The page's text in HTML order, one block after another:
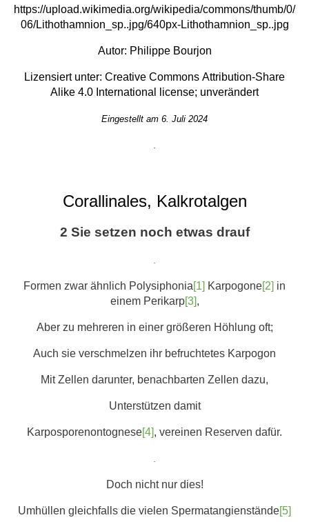
https://upload.wikimedia.org/wikipedia/commons/thumb/0/
06/Lithothamnion_sp..jpg/640px-Lithothamnion_sp..jpg
Autor: Philippe Bourjon
Lizensiert unter: Creative Commons Attribution-Share
Alike 4.0 International
license; unverändert
Eingestellt am 6. Juli 2024
Corallinales, Kalkrotalgen
2 Sie setzen noch etwas drauf
Formen zwar ähnlich Polysiphonia[1] Karpogone[2] in
einem Perikarp[3],
Aber zu mehreren in einer größeren Höhlung oft;
Auch sie verschmelzen ihr befruchtetes Karpogon
Mit Zellen darunter, benachbarten Zellen dazu,
Unterstützen damit
Karposporenontognese[4], vereinen Reserven dafür.
Doch nicht nur dies!
Umhüllen gleichfalls die vielen Spermatangienstände[5]